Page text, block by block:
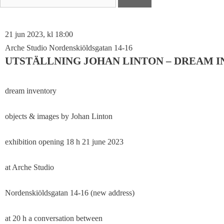
21 jun 2023, kl 18:00
Arche Studio Nordenskiöldsgatan 14-16
UTSTÄLLNING JOHAN LINTON – DREAM
dream inventory
objects & images by Johan Linton
exhibition opening 18 h 21 june 2023
at Arche Studio
Nordenskiöldsgatan 14-16 (new address)
at 20 h a conversation between